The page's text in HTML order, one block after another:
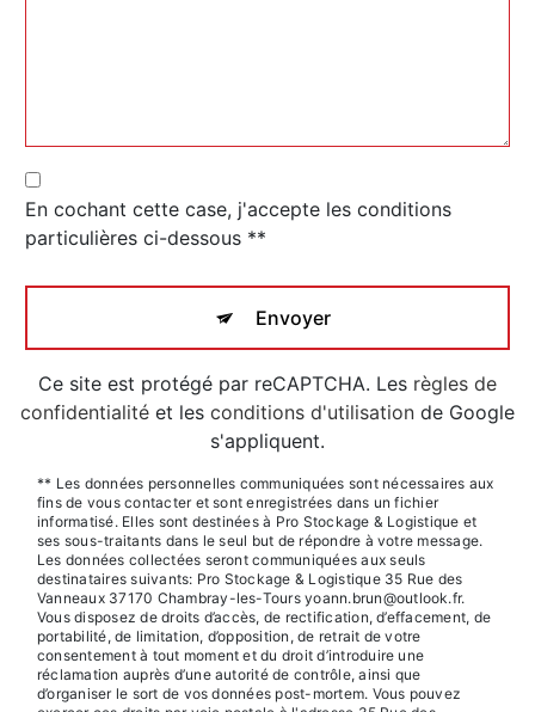
En cochant cette case, j'accepte les conditions
particulières ci-dessous **
Envoyer
Ce site est protégé par reCAPTCHA. Les règles de
confidentialité et les conditions d'utilisation de Google
s'appliquent.
** Les données personnelles communiquées sont nécessaires aux
fins de vous contacter et sont enregistrées dans un fichier
informatisé. Elles sont destinées à Pro Stockage & Logistique et
ses sous-traitants dans le seul but de répondre à votre message.
Les données collectées seront communiquées aux seuls
destinataires suivants: Pro Stockage & Logistique 35 Rue des
Vanneaux 37170 Chambray-les-Tours yoann.brun@outlook.fr.
Vous disposez de droits d’accès, de rectification, d’effacement, de
portabilité, de limitation, d’opposition, de retrait de votre
consentement à tout moment et du droit d’introduire une
réclamation auprès d’une autorité de contrôle, ainsi que
d’organiser le sort de vos données post-mortem. Vous pouvez